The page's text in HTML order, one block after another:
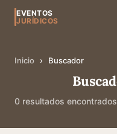
EVENTOS
JURÍDICOS
Inicio › Buscador
0 resultados encontrados